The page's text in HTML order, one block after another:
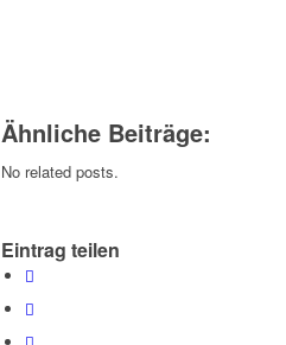
Ähnliche Beiträge:
No related posts.
Eintrag teilen